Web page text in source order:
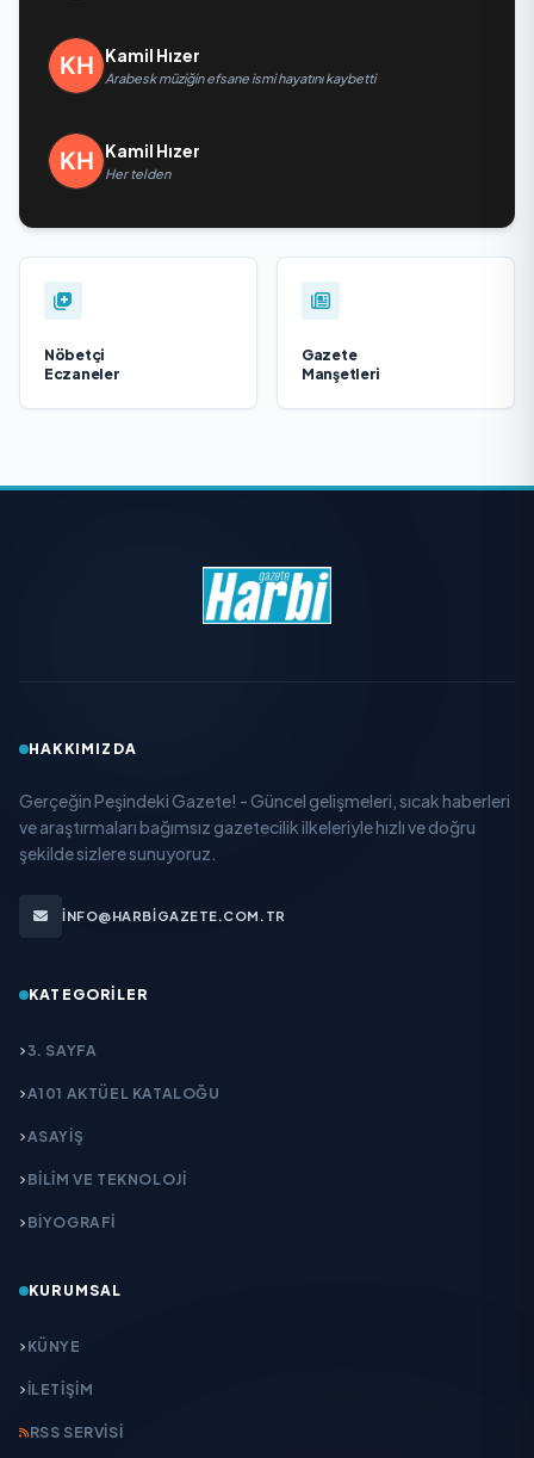
Kamil Hızer
Arabesk müziğin efsane ismi hayatını kaybetti
Kamil Hızer
Her telden
Nöbetçi
Eczaneler
Gazete
Manşetleri
HAKKIMIZDA
Gerçeğin Peşindeki Gazete! - Güncel gelişmeleri, sıcak haberleri
ve araştırmaları bağımsız gazetecilik ilkeleriyle hızlı ve doğru
şekilde sizlere sunuyoruz.
INFO@HARBIGAZETE.COM.TR
KATEGORILER
3. SAYFA
A101 AKTÜEL KATALOĞU
ASAYİŞ
BİLİM VE TEKNOLOJİ
BİYOGRAFİ
KURUMSAL
KÜNYE
İLETIŞIM
RSS SERVISI